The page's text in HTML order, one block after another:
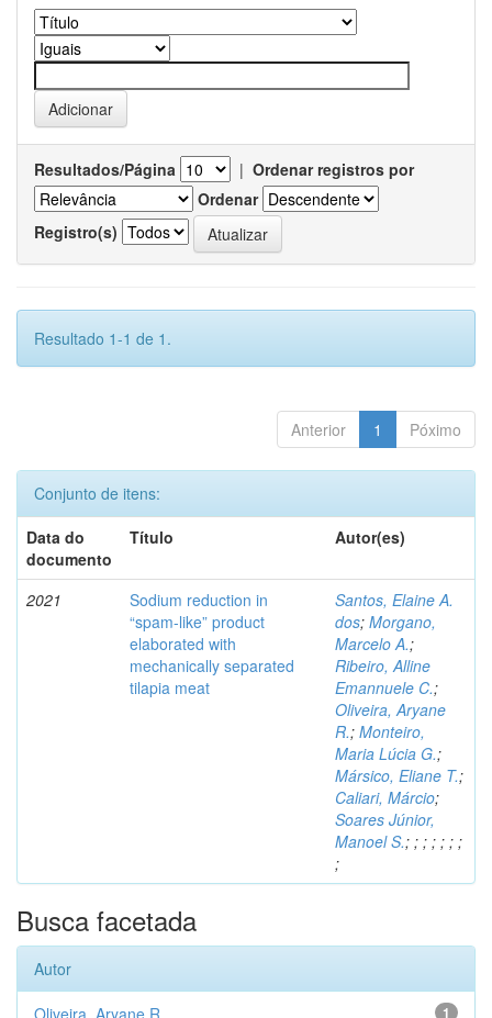
Resultados/Página | Ordenar registros por
Ordenar
Registro(s)
Resultado 1-1 de 1.
Anterior 1 Póximo
Conjunto de itens:
Data do
documento
Título Autor(es)
2021
Sodium reduction in
“spam-like” product
elaborated with
mechanically separated
tilapia meat
Santos, Elaine A.
dos; Morgano,
Marcelo A.;
Ribeiro, Alline
Emannuele C.;
Oliveira, Aryane
R.; Monteiro,
Maria Lúcia G.;
Mársico, Eliane T.;
Caliari, Márcio;
Soares Júnior,
Manoel S.; ; ; ; ; ; ;
;
Busca facetada
Autor
1